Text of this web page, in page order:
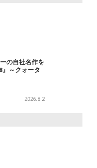
の自社名作を
』～クォータ
2026.8.2